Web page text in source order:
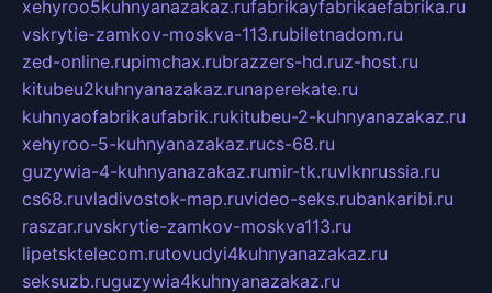
xehyroo5kuhnyanazakaz.rufabrikayfabrikaefabrika.ru
vskrytie-zamkov-moskva-113.rubiletnadom.ru
zed-online.rupimchax.rubrazzers-hd.ruz-host.ru
kitubeu2kuhnyanazakaz.runaperekate.ru
kuhnyaofabrikaufabrik.rukitubeu-2-kuhnyanazakaz.ru
xehyroo-5-kuhnyanazakaz.rucs-68.ru
guzywia-4-kuhnyanazakaz.rumir-tk.ruvlknrussia.ru
cs68.ruvladivostok-map.ruvideo-seks.rubankaribi.ru
raszar.ruvskrytie-zamkov-moskva113.ru
lipetsktelecom.rutovudyi4kuhnyanazakaz.ru
seksuzb.ruguzywia4kuhnyanazakaz.ru